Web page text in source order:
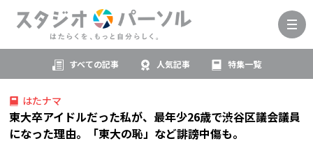
すべての記事 人気記事 特集一覧
はたナマ
東大卒アイドルだった私が、最年少26歳で渋谷区議会議員
になった理由。「東大の恥」など誹謗中傷も。